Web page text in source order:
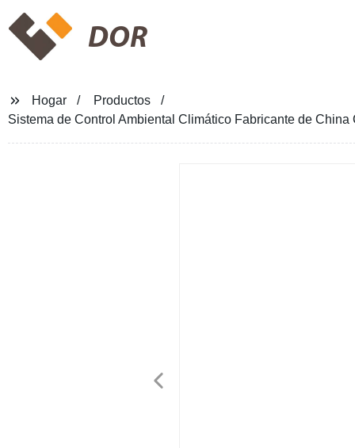
DOR
Hogar
Productos
Sistema de Control Ambiental Climático Fabricante de